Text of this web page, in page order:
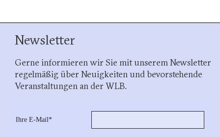
Newsletter
Gerne informieren wir Sie mit unserem Newsletter
regelmäßig über Neuigkeiten und bevorstehende
Veranstaltungen an der WLB.